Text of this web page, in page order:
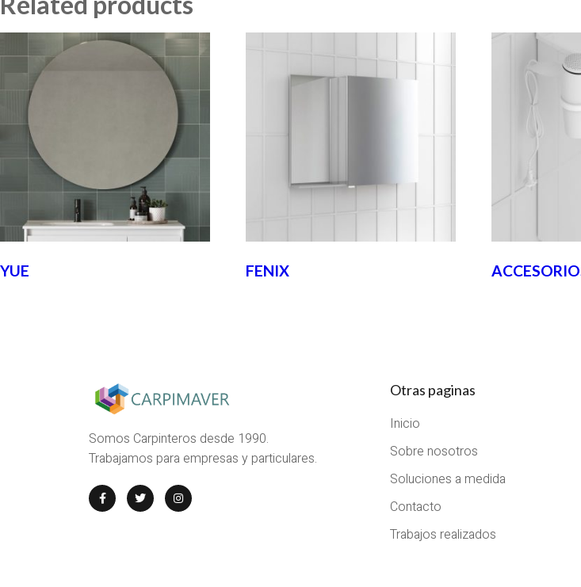
YUE FENIX
Somos Carpinteros desde 1990.
Trabajamos para empresas y particulares.
Otras paginas
Inicio
Sobre nosotros
Soluciones a medida
Contacto
Trabajos realizados